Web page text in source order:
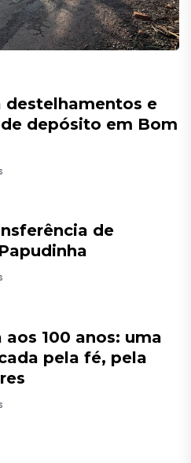
destelhamentos e
depósito em Bom
de
100 anos: uma
pela fé, pela